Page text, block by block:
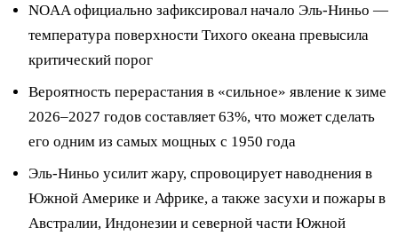
NOAA официально зафиксировал начало Эль-Ниньо —
температура поверхности Тихого океана превысила
критический порог
Вероятность перерастания в «сильное» явление к зиме
2026–2027 годов составляет 63%, что может сделать
его одним из самых мощных с 1950 года
Эль-Ниньо усилит жару, спровоцирует наводнения в
Южной Америке и Африке, а также засухи и пожары в
Австралии, Индонезии и северной части Южной